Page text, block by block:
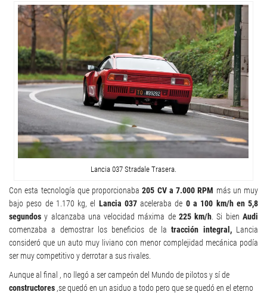
Lancia 037 Stradale Trasera.
Con esta tecnología que proporcionaba205 CV a 7.000 RPM más un muy
bajo peso de 1.170 kg, el Lancia 037aceleraba de 0 a 100 km/h en 5,8
segundos y alcanzaba una velocidad máxima de 225 km/h . Si bienAudi
comenzaba a demostrar los beneficios de latracción integral,Lancia
consideró que un auto muy liviano con menor complejidad mecánica podía
ser muy competitivo y derrotar a sus rivales.
Aunque al final , no llegó a ser campeón del Mundo de pilotos y sí de
constructores ,se quedó en un asiduo a todo pero que se quedó en el eterno